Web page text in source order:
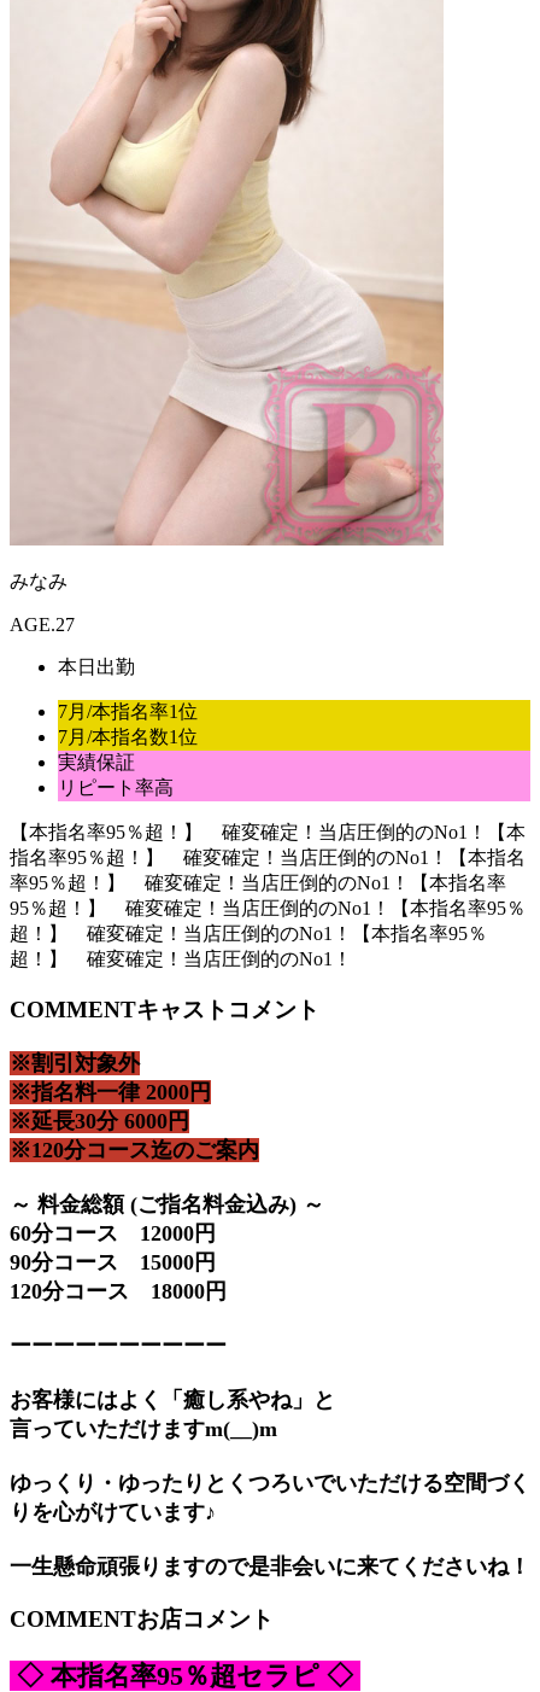
みなみ
AGE.27
本日出勤
7月/本指名率1位
7月/本指名数1位
実績保証
リピート率高
【本指名率95％超！】 確変確定！当店圧倒的のNo1！
【本
指名率95％超！】 確変確定！当店圧倒的のNo1！
【本指名
率95％超！】 確変確定！当店圧倒的のNo1！
【本指名率
95％超！】 確変確定！当店圧倒的のNo1！
【本指名率95％
超！】 確変確定！当店圧倒的のNo1！
【本指名率95％
超！】 確変確定！当店圧倒的のNo1！
COMMENTキャストコメント
※割引対象外
※指名料一律 2000円
※延長30分 6000円
※120分コース迄のご案内
～ 料金総額 (ご指名料金込み) ～
60分コース 12000円
90分コース 15000円
120分コース 18000円
ーーーーーーーーーー
お客様にはよく「癒し系やね」と
言っていただけますm(__)m
ゆっくり・ゆったりとくつろいでいただける空間づく
りを心がけています♪
一生懸命頑張りますので是非会いに来てくださいね！
COMMENTお店コメント
◇ 本指名率95％超セラピ ◇